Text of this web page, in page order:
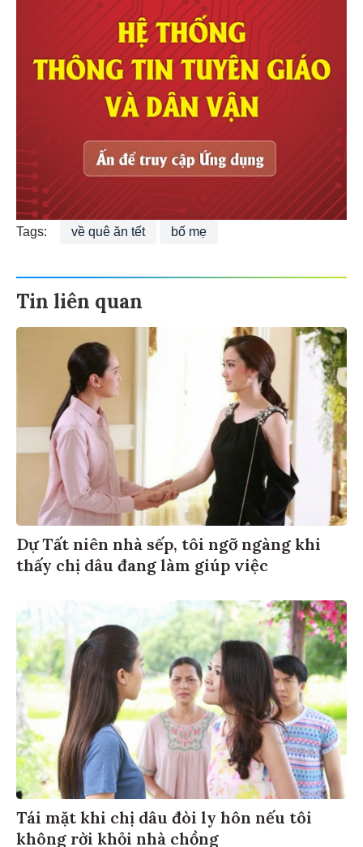
Tags: về quê ăn tết bố mẹ
Tin liên quan
Dự Tất niên nhà sếp, tôi ngỡ ngàng khi
thấy chị dâu đang làm giúp việc
Tái mặt khi chị dâu đòi ly hôn nếu tôi
không rời khỏi nhà chồng